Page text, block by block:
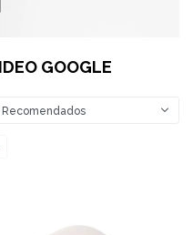
GOOGLE
Recomendados